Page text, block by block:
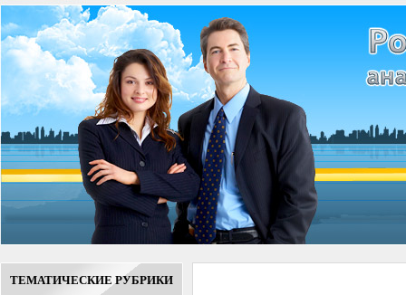
ТЕМАТИЧЕСКИЕ РУБРИКИ